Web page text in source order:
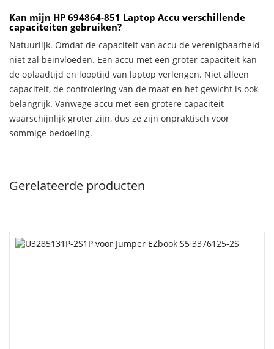
Kan mijn HP 694864-851 Laptop Accu verschillende
capaciteiten gebruiken?
Natuurlijk. Omdat de capaciteit van accu de verenigbaarheid
niet zal beïnvloeden. Een accu met een groter capaciteit kan
de oplaadtijd en looptijd van laptop verlengen. Niet alleen
capaciteit, de controlering van de maat en het gewicht is ook
belangrijk. Vanwege accu met een grotere capaciteit
waarschijnlijk groter zijn, dus ze zijn onpraktisch voor
sommige bedoeling.
Gerelateerde producten